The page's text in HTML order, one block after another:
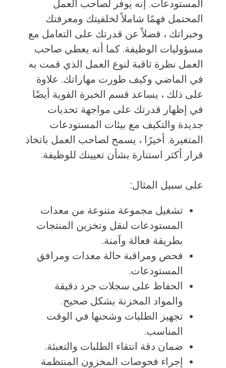
المستودعات. إنه يوفر لصاحب العمل
المحتمل فهمًا شاملاً لخلفيتك ومعرفتك
وخبراتك ، فضلاً عن قدرتك على التعامل مع
مسؤوليات الوظيفة. كما أنه يعطي صاحب
العمل نظرة ثاقبة لنوع العمل الذي قمت به
في الماضي وكيف طورت مهاراتك. علاوة
على ذلك ، يساعد قسم الخبرة القوية أيضًا
في إظهار قدرتك على مواجهة تحديات
جديدة والتكيف مع بيئات المستودعات
المتغيرة. أخيرًا ، يسمح لصاحب العمل باتخاذ
قرار أكثر استنارة بشأن تعيينك للوظيفة.
على سبيل المثال:
تشغيل مجموعة متنوعة من معدات
المستودعات لنقل وتخزين المنتجات
بطريقة فعالة وآمنة.
فحص ومراقبة حالة معدات ومرافق
المستودعات.
الحفاظ على سجلات جرد دقيقة
والمواد المخزنة بشكل صحيح.
تجهيز الطلبات وشحنها في الوقت
المناسب.
ضمان دقة انتقاء الطلبات والتعبئة.
إجراء فحوصات المخزون المنتظمة